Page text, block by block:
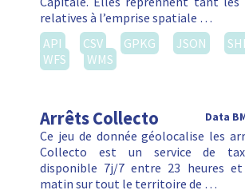
relatives à l’emprise spatiale …
API
CSV GPKG JSON
WFS
WMS
Arrêts Collecto Data
Ce jeu de donnée géolocalise les
Collecto est un service de
disponible 7j/7 entre 23 heures
matin sur tout le territoire de …